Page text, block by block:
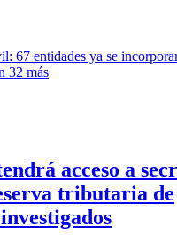
acceso a
tributaria de